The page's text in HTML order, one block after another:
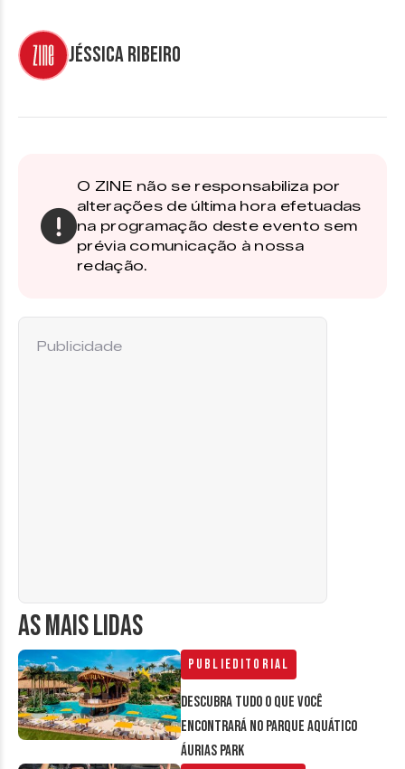
Jéssica Ribeiro
O ZINE não se responsabiliza por
alterações de última hora efetuadas
na programação deste evento sem
prévia comunicação à nossa
redação.
AS MAIS LIDAS
Publieditorial
Descubra tudo o que você
encontrará no parque aquático
Áurias Park
Publicidade